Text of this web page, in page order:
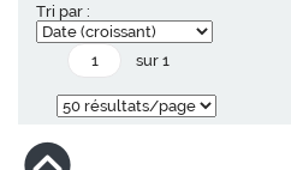
Tri par :
sur 1